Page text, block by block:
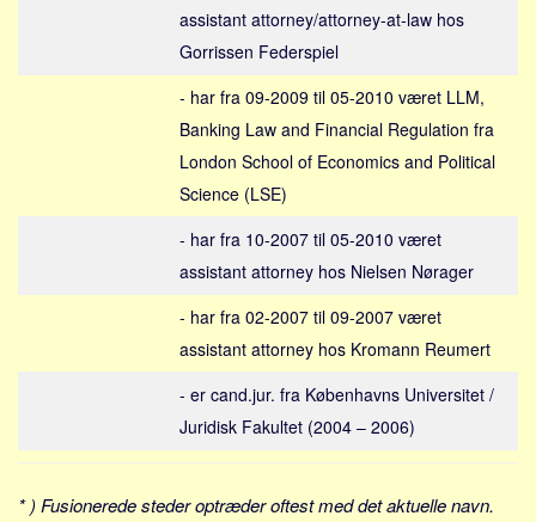
Social sikring og sundhed
Skatter og afgifter
assistant attorney/attorney-at-law hos
Gorrissen Federspiel
- har fra 09-2009 til 05-2010 været LLM,
Banking Law and Financial Regulation fra
London School of Economics and Political
Science (LSE)
- har fra 10-2007 til 05-2010 været
assistant attorney hos Nielsen Nørager
- har fra 02-2007 til 09-2007 været
assistant attorney hos Kromann Reumert
- er cand.jur. fra Københavns Universitet /
Juridisk Fakultet (2004 – 2006)
* ) Fusionerede steder optræder oftest med det aktuelle navn.